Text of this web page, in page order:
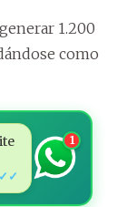
1.200
como
✓✓
1